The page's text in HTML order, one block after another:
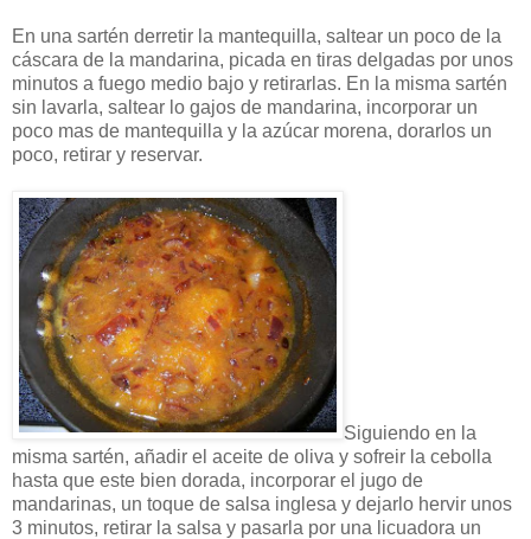
En una sartén derretir la mantequilla, saltear un poco de la
cáscara de la mandarina, picada en tiras delgadas por unos
minutos a fuego medio bajo y retirarlas. En la misma sartén
sin lavarla, saltear lo gajos de mandarina, incorporar un
poco mas de mantequilla y la azúcar morena, dorarlos un
poco, retirar y reservar.
Siguiendo en la
misma sartén, añadir el aceite de oliva y sofreir la cebolla
hasta que este bien dorada, incorporar el jugo de
mandarinas, un toque de salsa inglesa y dejarlo hervir unos
3 minutos, retirar la salsa y pasarla por una licuadora un